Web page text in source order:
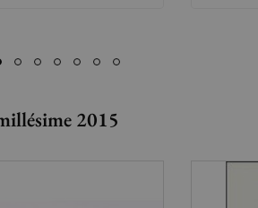
2015